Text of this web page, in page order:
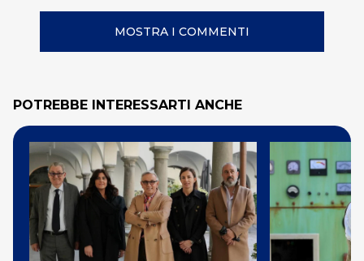
MOSTRA I COMMENTI
POTREBBE INTERESSARTI ANCHE